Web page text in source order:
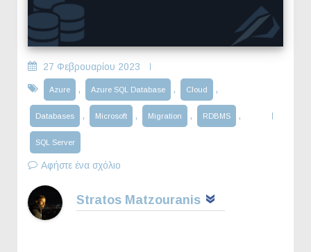
27 Φεβρουαρίου 2023
Azure , Azure SQL Database , Cloud ,
Databases , Microsoft , Migration , RDBMS ,
SQL Server
Αφήστε ένα σχόλιο
Stratos Matzouranis